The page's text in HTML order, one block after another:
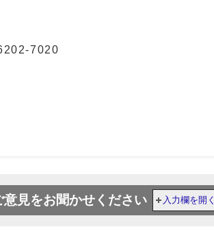
7020
意見をお聞かせください 入力欄を開く